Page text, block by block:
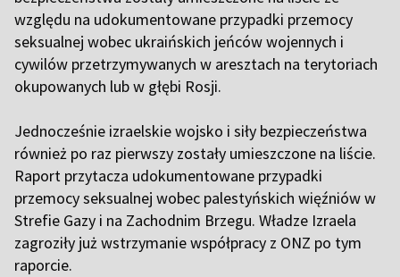
względu na udokumentowane przypadki przemocy
seksualnej wobec ukraińskich jeńców wojennych i
cywilów przetrzymywanych w aresztach na terytoriach
okupowanych lub w głębi Rosji.
Jednocześnie izraelskie wojsko i siły bezpieczeństwa
również po raz pierwszy zostały umieszczone na liście.
Raport przytacza udokumentowane przypadki
przemocy seksualnej wobec palestyńskich więźniów w
Strefie Gazy i na Zachodnim Brzegu. Władze Izraela
zagroziły już wstrzymanie współpracy z ONZ po tym
raporcie.